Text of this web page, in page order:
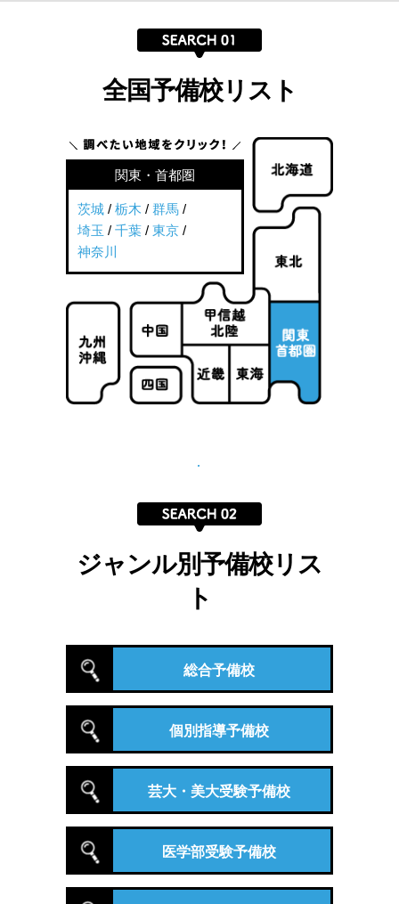
全国予備校リスト
関東・首都圏
茨城 / 栃木 / 群馬 /
埼玉 / 千葉 / 東京 /
神奈川
ジャンル別予備校リス
ト
総合予備校
個別指導予備校
芸大・美大受験予備校
医学部受験予備校